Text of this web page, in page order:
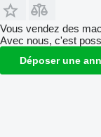
Vous vendez des
Avec nous, c'est
Déposer une